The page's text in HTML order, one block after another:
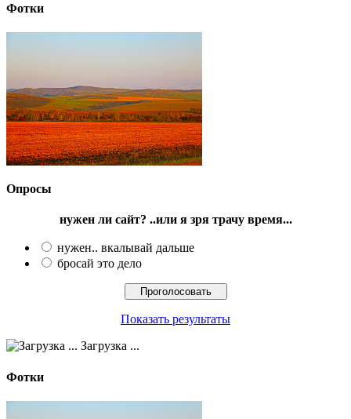
Фотки
Опросы
нужен ли сайт? ..или я зря трачу время...
нужен.. вкалывай дальше
бросай это дело
Показать результаты
Загрузка ...
Фотки